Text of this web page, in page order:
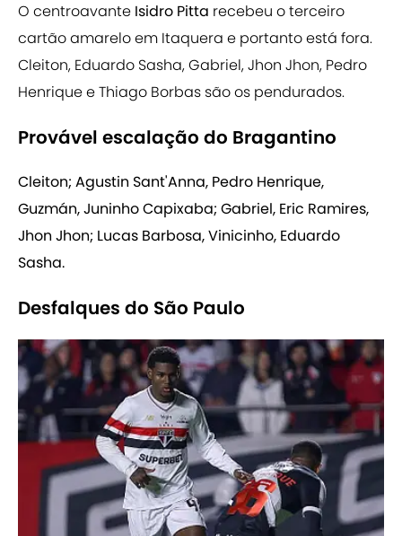
O centroavante Isidro Pitta recebeu o terceiro
cartão amarelo em Itaquera e portanto está fora.
Cleiton, Eduardo Sasha, Gabriel, Jhon Jhon, Pedro
Henrique e Thiago Borbas são os pendurados.
Provável escalação do Bragantino
Cleiton; Agustin Sant'Anna, Pedro Henrique,
Guzmán, Juninho Capixaba; Gabriel, Eric Ramires,
Jhon Jhon; Lucas Barbosa, Vinicinho, Eduardo
Sasha.
Desfalques do São Paulo